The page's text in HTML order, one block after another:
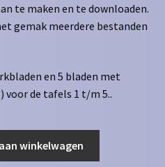
te maken en te downloaden.
gemak meerdere bestanden
en 5 bladen met
de tafels 1 t/m 5..
winkelwagen